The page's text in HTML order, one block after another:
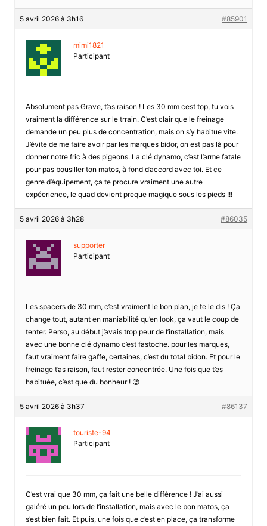
5 avril 2026 à 3h16 #85901
mimi1821
Participant
Absolument pas Grave, t’as raison ! Les 30 mm cest top, tu vois
vraiment la différence sur le trrain. C’est clair que le freinage
demande un peu plus de concentration, mais on s’y habitue vite.
J’évite de me faire avoir par les marques bidor, on est pas là pour
donner notre fric à des pigeons. La clé dynamo, c’est l’arme fatale
pour pas bousiller ton matos, à fond d’accord avec toi. Et ce
genre d’équipement, ça te procure vraiment une autre
expéerience, le quad devient preque magique sous les pieds !!!
5 avril 2026 à 3h28 #86035
supporter
Participant
Les spacers de 30 mm, c’est vraiment le bon plan, je te le dis ! Ça
change tout, autant en maniabilité qu’en look, ça vaut le coup de
tenter. Perso, au début j’avais trop peur de l’installation, mais
avec une bonne clé dynamo c’est fastoche. pour les marques,
faut vraiment faire gaffe, certaines, c’est du total bidon. Et pour le
freinage t’as raison, faut rester concentrée. Une fois que t’es
habituée, c’est que du bonheur ! 😉
5 avril 2026 à 3h37 #86137
touriste-94
Participant
C’est vrai que 30 mm, ça fait une belle différence ! J’ai aussi
galéré un peu lors de l’installation, mais avec le bon matos, ça
s’est bien fait. Et puis, une fois que c’est en place, ça transforme